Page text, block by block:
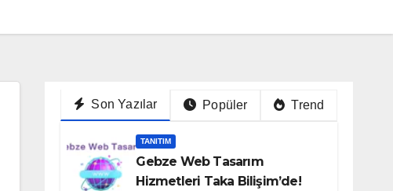
Son Yazılar Popüler Trend
TANITIM
Gebze Web Tasarım
Hizmetleri Taka Bilişim’de!